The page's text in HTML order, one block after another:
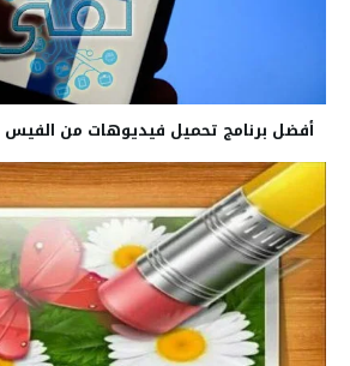
أفضل برنامج تحميل فيديوهات من الفيس